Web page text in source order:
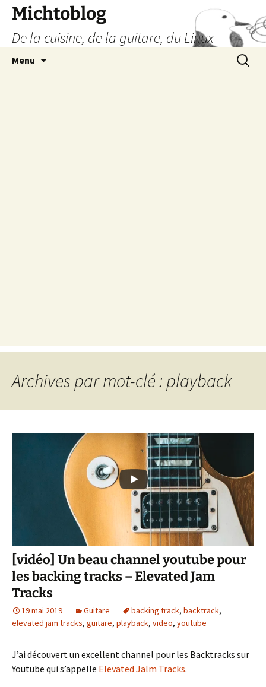
Aller
contenu
Michtoblog
De la cuisine, de la guitare, du Linux
Menu
Archives par mot-clé : playback
[vidéo] Un beau channel youtube pour
les backing tracks – Elevated Jam
Tracks
19 mai 2019 Guitare backing track, backtrack,
elevated jam tracks, guitare, playback, video, youtube
J’ai découvert un excellent channel pour les Backtracks sur
Youtube qui s’appelle Elevated Jalm Tracks.